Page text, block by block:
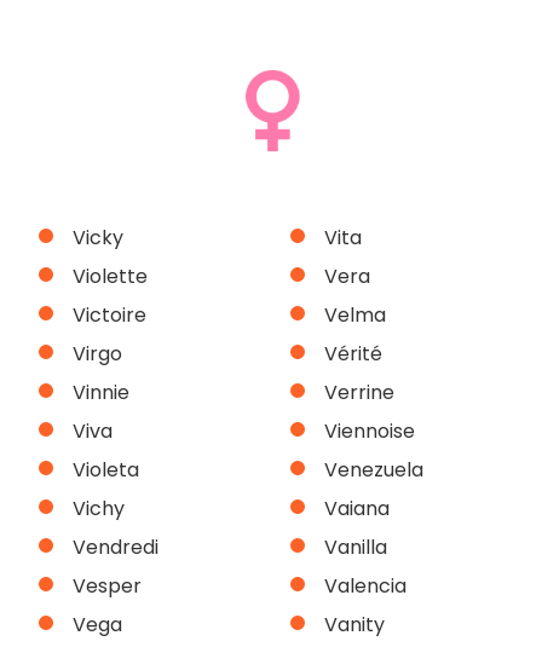
Vicky
Violette
Victoire
Virgo
Vinnie
Viva
Violeta
Vichy
Vendredi
Vesper
Vega
Vita
Vera
Velma
Vérité
Verrine
Viennoise
Venezuela
Vaiana
Vanilla
Valencia
Vanity